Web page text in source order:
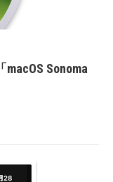
Sonoma